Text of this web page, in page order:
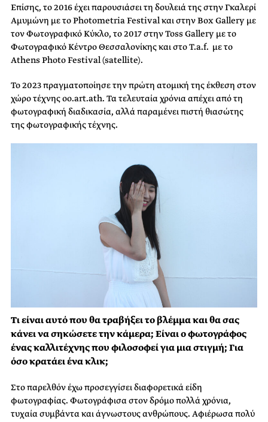
Επίσης, το 2016 έχει παρουσιάσει τη δουλειά της στην Γκαλερί
Αμυμώνη με το Photometria Festival και στην Box Gallery με
τον Φωτογραφικό Κύκλο, το 2017 στην Toss Gallery με το
Φωτογραφικό Κέντρο Θεσσαλονίκης και στο T.a.f. με το
Athens Photo Festival (satellite).
Το 2023 πραγματοποίησε την πρώτη ατομική της έκθεση στον
χώρο τέχνης oo.art.ath. Τα τελευταία χρόνια απέχει από τη
φωτογραφική διαδικασία, αλλά παραμένει πιστή θιασώτης
της φωτογραφικής τέχνης.
Τι είναι αυτό που θα τραβήξει το βλέμμα και θα σας
κάνει να σηκώσετε την κάμερα; Είναι ο φωτογράφος
ένας καλλιτέχνης που φιλοσοφεί για μια στιγμή; Για
όσο κρατάει ένα κλικ;
Στο παρελθόν έχω προσεγγίσει διαφορετικά είδη
φωτογραφίας. Φωτογράφισα στον δρόμο πολλά χρόνια,
τυχαία συμβάντα και άγνωστους ανθρώπους. Αφιέρωσα πολύ